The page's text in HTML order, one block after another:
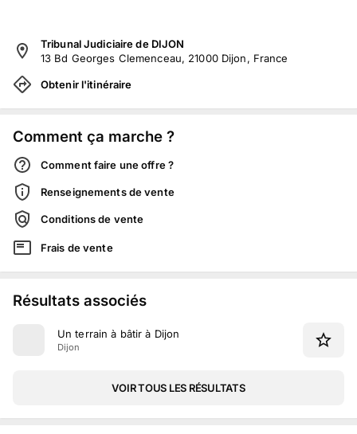
Tribunal Judiciaire de DIJON
13 Bd Georges Clemenceau, 21000 Dijon, France
Obtenir l'itinéraire
Comment ça marche ?
Comment faire une offre ?
Renseignements de vente
Conditions de vente
Frais de vente
Résultats associés
Un terrain à bâtir à Dijon
Dijon
VOIR TOUS LES RÉSULTATS